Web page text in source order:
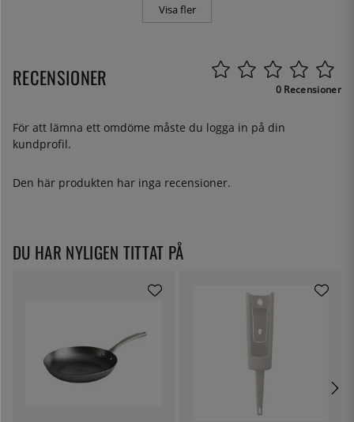
Visa fler
RECENSIONER 0 Recensioner
För att lämna ett omdöme måste du logga in på din
kundprofil.
Den här produkten har inga recensioner.
DU HAR NYLIGEN TITTAT PÅ